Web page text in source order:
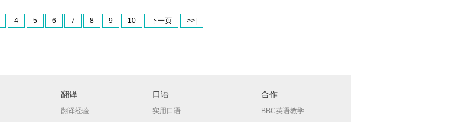
4 5 6 7 8 9 10 下一页 >>|
翻译
翻译经验
口语
实用口语
合作
BBC英语教学